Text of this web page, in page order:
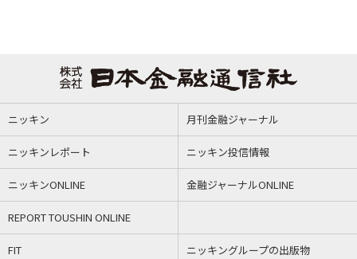
ニッキン 月刊金融ジャーナル
ニッキンレポート ニッキン投信情報
ニッキンONLINE 金融ジャーナルONLINE
REPORT TOUSHIN ONLINE
FIT ニッキングループの出版物